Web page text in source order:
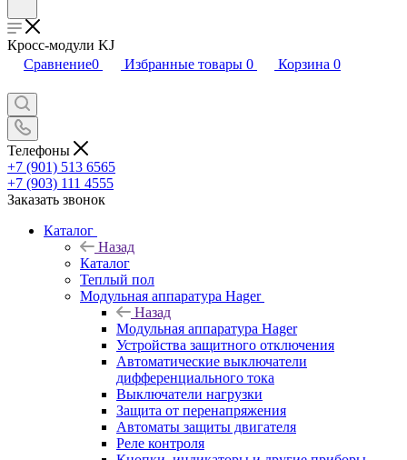
Кросс-модули KJ
Сравнение0 Избранные товары 0 Корзина 0
Телефоны
+7 (901) 513 6565
+7 (903) 111 4555
Заказать звонок
Каталог
Назад
Каталог
Теплый пол
Модульная аппаратура Hager
Назад
Модульная аппаратура Hager
Устройства защитного отключения
Автоматические выключатели
дифференциального тока
Выключатели нагрузки
Защита от перенапряжения
Автоматы защиты двигателя
Реле контроля